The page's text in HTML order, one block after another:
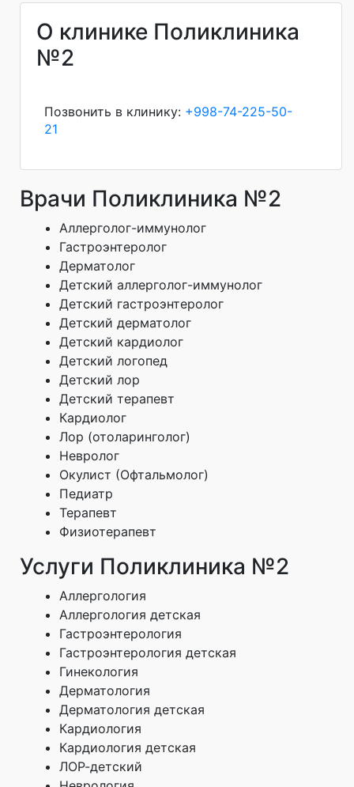
О клинике Поликлиника
№2
Позвонить в клинику: +998-74-225-50-
21
Врачи Поликлиника №2
Аллерголог-иммунолог
Гастроэнтеролог
Дерматолог
Детский аллерголог-иммунолог
Детский гастроэнтеролог
Детский дерматолог
Детский кардиолог
Детский логопед
Детский лор
Детский терапевт
Кардиолог
Лор (отоларинголог)
Невролог
Окулист (Офтальмолог)
Педиатр
Терапевт
Физиотерапевт
Услуги Поликлиника №2
Аллергология
Аллергология детская
Гастроэнтерология
Гастроэнтерология детская
Гинекология
Дерматология
Дерматология детская
Кардиология
Кардиология детская
ЛОР-детский